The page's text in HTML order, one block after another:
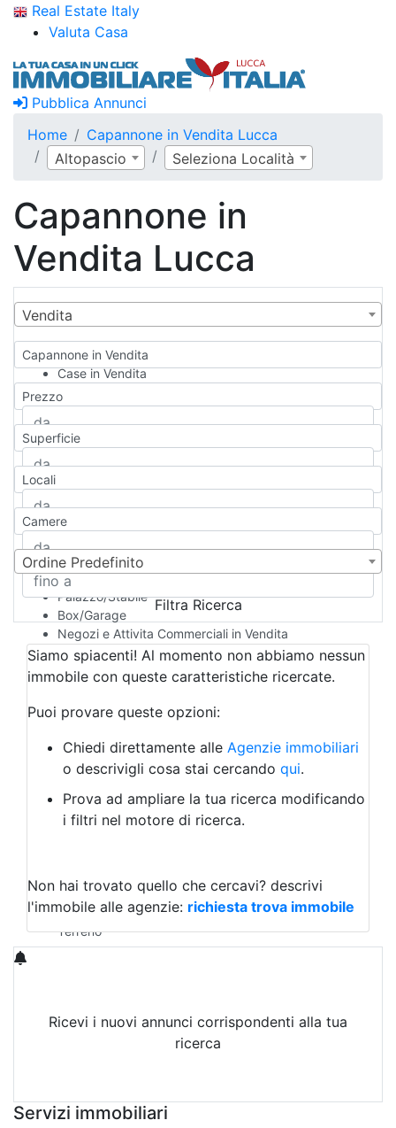
Real Estate Italy
Valuta Casa
Pubblica Annunci
Home
Capannone in Vendita Lucca
Altopascio
Seleziona Località
Capannone in
Vendita Lucca
Vendita
Capannone in Vendita
Case in Vendita
Qualsiasi
Appartamento
Casa indipendente
Casa Semi-indipendente
Attico/Mansarda
Rustico/Casale
Camera d'Albergo
Multiproprietà
Palazzo/Stabile
Box/Garage
Negozi e Attivita Commerciali in Vendita
Qualsiasi
Attività/Licenza Commerciale
Azienda Agricola
Bar/Ristorante
Albergo
Laboratorio Artigianale
Negozio/locale commerciale
Agriturismo
Magazzini
Qualsiasi
Terreno edificabile
Terreno
Prezzo
Superficie
Locali
Camere
Ordine Predefinito
Filtra Ricerca
Siamo spiacenti! Al momento non abbiamo nessun
immobile con queste caratteristiche ricercate.
Puoi provare queste opzioni:
Chiedi direttamente alle Agenzie immobiliari
o descrivigli cosa stai cercando qui.
Prova ad ampliare la tua ricerca modificando
i filtri nel motore di ricerca.
Non hai trovato quello che cercavi? descrivi
l'immobile alle agenzie: richiesta trova immobile
Ricevi i nuovi annunci corrispondenti alla tua
ricerca
Servizi immobiliari